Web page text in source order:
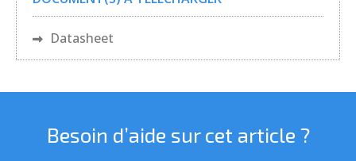
Datasheet
Besoin d’aide sur cet article ?